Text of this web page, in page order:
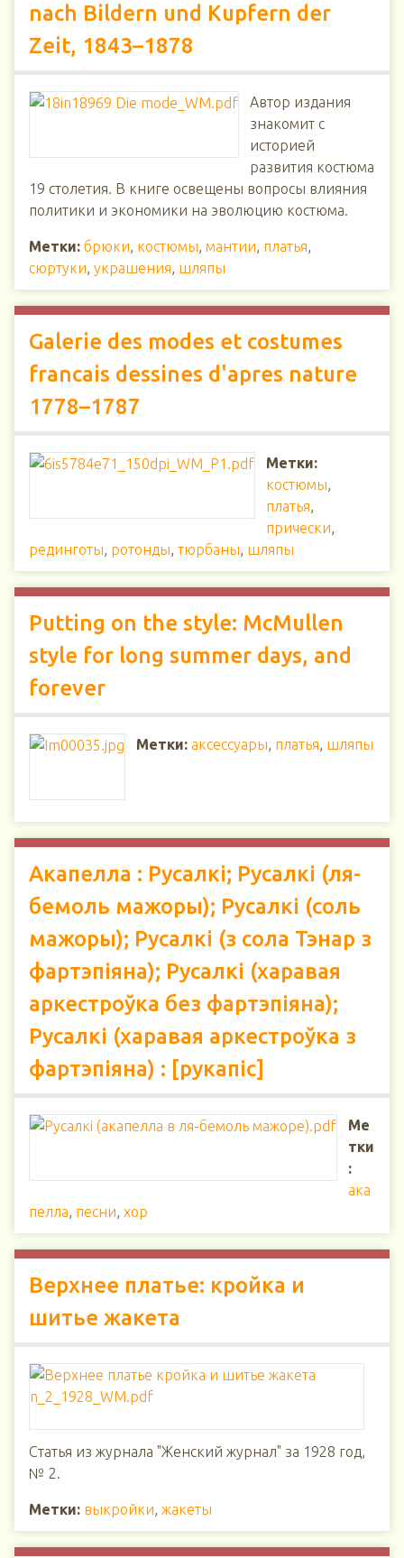
nach Bildern und Kupfern der
Zeit, 1843–1878
Автор издания
знакомит с
историей
развития костюма
19 столетия. В книге освещены вопросы влияния
политики и экономики на эволюцию костюма.
Метки: брюки, костюмы, мантии, платья,
сюртуки, украшения, шляпы
Galerie des modes et costumes
francais dessines d'apres nature
1778–1787
Метки:
костюмы,
платья,
прически,
рединготы, ротонды, тюрбаны, шляпы
Putting on the style: McMullen
style for long summer days, and
forever
Метки: аксессуары, платья, шляпы
Акапелла : Русалкі; Русалкі (ля-
бемоль мажоры); Русалкі (соль
мажоры); Русалкі (з сола Тэнар з
фартэпіяна); Русалкі (харавая
аркестроўка без фартэпіяна);
Русалкі (харавая аркестроўка з
фартэпіяна) : [рукапіс]
Ме
тки
:
ака
пелла, песни, хор
Верхнее платье: кройка и
шитье жакета
Статья из журнала "Женский журнал" за 1928 год,
№ 2.
Метки: выкройки, жакеты